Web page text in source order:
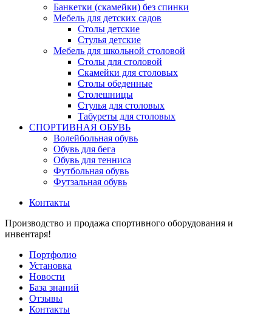
Банкетки (скамейки) без спинки
Мебель для детских садов
Столы детские
Стулья детские
Мебель для школьной столовой
Столы для столовой
Скамейки для столовых
Столы обеденные
Столешницы
Стулья для столовых
Табуреты для столовых
СПОРТИВНАЯ ОБУВЬ
Волейбольная обувь
Обувь для бега
Обувь для тенниса
Футбольная обувь
Футзальная обувь
Контакты
Производство и продажа спортивного оборудования и
инвентаря!
Портфолио
Установка
Новости
База знаний
Отзывы
Контакты